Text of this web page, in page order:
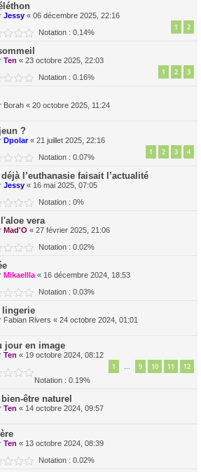
Jessy « 06 décembre 2025, 22:16
1 2
Notation : 0.14%
Ten « 23 octobre 2025, 22:03
1 2 3
Notation : 0.16%
Borah « 20 octobre 2025, 11:24
?
Dpolar« 21 juillet 2025, 22:16
1 2 3 4
Notation : 0.07%
l’euthanasie faisait l’actualité
Jessy « 16 mai 2025, 07:05
Notation : 0%
vera
Mad'O « 27 février 2025, 21:06
Notation : 0.02%
Mikaellla « 16 décembre 2024, 18:53
Notation : 0.03%
lingerie
Fabian Rivers « 24 octobre 2024, 01:01
jour en image
Ten « 19 octobre 2024, 08:12
1 … 9 10 11 12
Notation : 0.19%
être naturel
Ten « 14 octobre 2024, 09:57
Ten « 13 octobre 2024, 08:39
Notation : 0.02%